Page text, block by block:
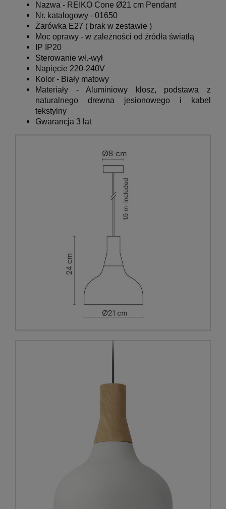
Nazwa - REIKO Cone Ø21 cm Pendant
Nr. katalogowy - 01650
Żarówka E27 ( brak w zestawie )
Moc oprawy - w zależności od źródła światłą
IP IP20
Sterowanie wł.-wył
Napięcie 220-240V
Kolor - Biały matowy
Materiały -Aluminiowy klosz, podstawa z
naturalnego drewna jesionowego i kabel
tekstylny
Gwarancja 3 lat